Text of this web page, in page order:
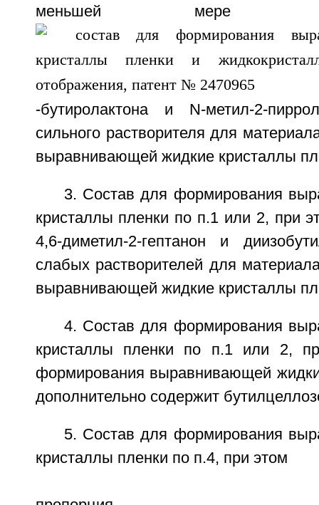
меньшей мере
-бутиролактона и N-метил-2-
сильного растворителя для
выравнивающей жидкие кристаллы
3. Состав для формирования
кристаллы пленки по п.1 или 2, при
4,6-диметил-2-гептанон и
слабых растворителей для
выравнивающей жидкие кристаллы
4. Состав для формирования
кристаллы пленки по п.1 или 2,
формирования выравнивающей
дополнительно содержит
5. Состав для формирования
кристаллы пленки по п.4, при этом